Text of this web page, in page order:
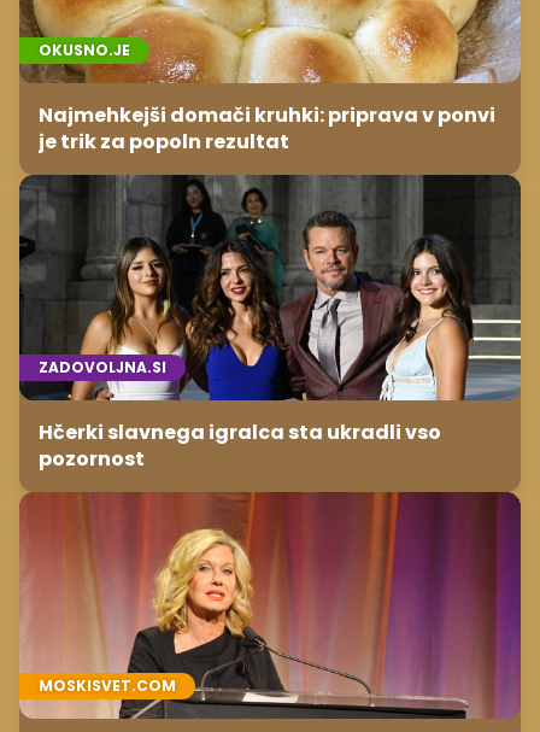
OKUSNO.JE
Najmehkejši domači kruhki: priprava v ponvi
je trik za popoln rezultat
ZADOVOLJNA.SI
Hčerki slavnega igralca sta ukradli vso
pozornost
MOSKISVET.COM